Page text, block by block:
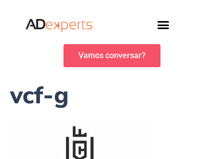
Vamos conversar?
vcf-g